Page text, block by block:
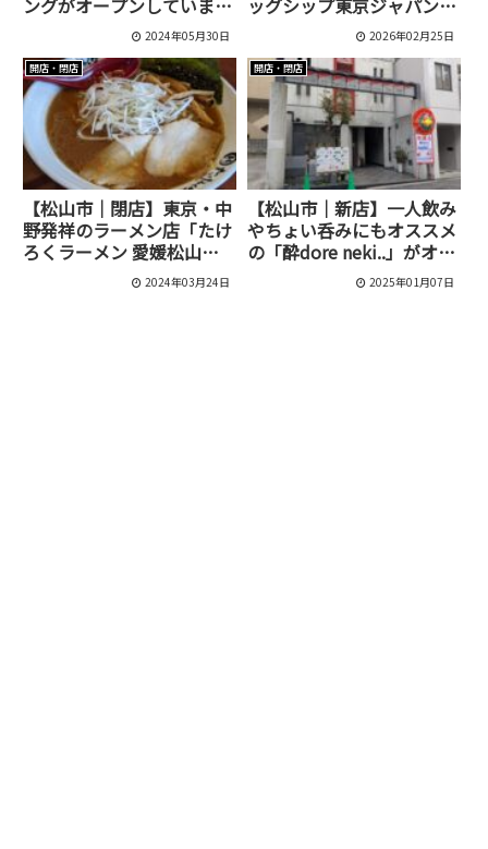
た[松山市/二番町]2024年05月30日
アーが4/2〜登場2026年02月25日
開店・閉店
【松山市｜閉店】東京・中
野発祥のラーメン店「たけ
ろくラーメン 愛媛松山
店」が3月31日で閉店！
2024年03月24日
開店・閉店
【松山市｜新店】一人飲み
やちょい呑みにもオススメ
の「酔dore neki..」がオー
2025年01月07日